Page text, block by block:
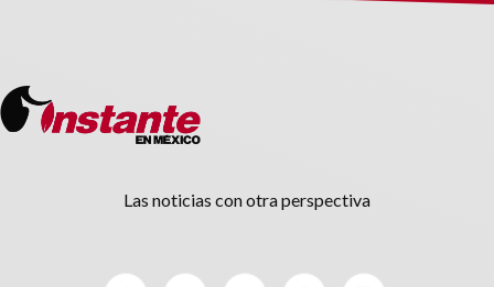
Las noticias con otra perspectiva